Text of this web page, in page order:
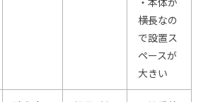
横長なの
で設置ス
ペースが
大きい